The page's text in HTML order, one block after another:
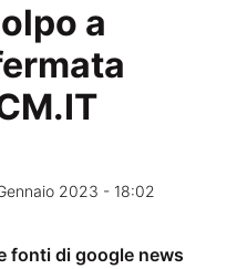
a
2023 - 18:02
fonti di google news